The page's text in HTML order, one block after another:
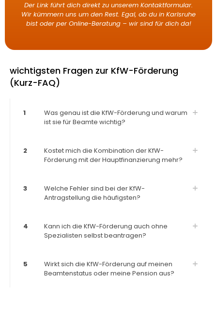
Der Link führt dich direkt zu unserem Kontaktformular.
Wir kümmern uns um den Rest. Egal, ob du in Karlsruhe
bist oder per Online-Beratung – wir sind für dich da!
wichtigsten Fragen zur KfW-Förderung
(Kurz-FAQ)
1
Was genau ist die KfW-Förderung und warum
ist sie für Beamte wichtig?
2
Kostet mich die Kombination der KfW-
Förderung mit der Hauptfinanzierung mehr?
3
Welche Fehler sind bei der KfW-
Antragstellung die häufigsten?
4
Kann ich die KfW-Förderung auch ohne
Spezialisten selbst beantragen?
5
Wirkt sich die KfW-Förderung auf meinen
Beamtenstatus oder meine Pension aus?